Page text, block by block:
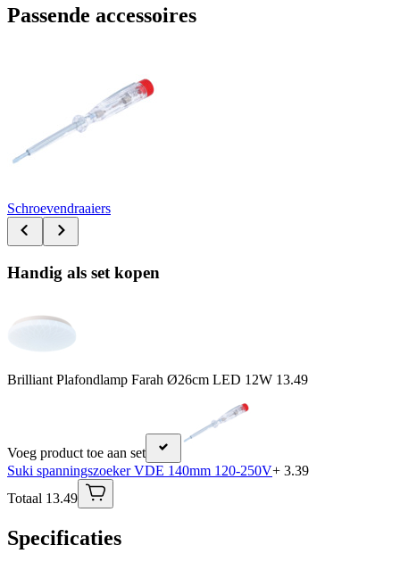
Passende accessoires
Schroevendraaiers
Handig als set kopen
Brilliant Plafondlamp Farah Ø26cm LED 12W 13.49
Voeg product toe aan set
Suki spanningszoeker VDE 140mm 120-250V+ 3.39
Totaal 13.49
Specificaties